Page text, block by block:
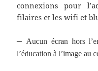
connexions pour
filaires et les wifi et
─Aucun écran hors
l’éducation à l’image au